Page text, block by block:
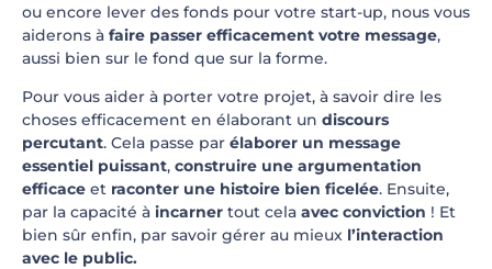
ou encore lever des fonds pour votre start-up, nous vous
aiderons à faire passer efficacement votre message,
aussi bien sur le fond que sur la forme.
Pour vous aider à porter votre projet, à savoir dire les
choses efficacement en élaborant un discours
percutant. Cela passe par élaborer un message
essentiel puissant, construire une argumentation
efficace et raconter une histoire bien ficelée. Ensuite,
par la capacité à incarner tout cela avec conviction ! Et
bien sûr enfin, par savoir gérer au mieux l’interaction
avec le public.